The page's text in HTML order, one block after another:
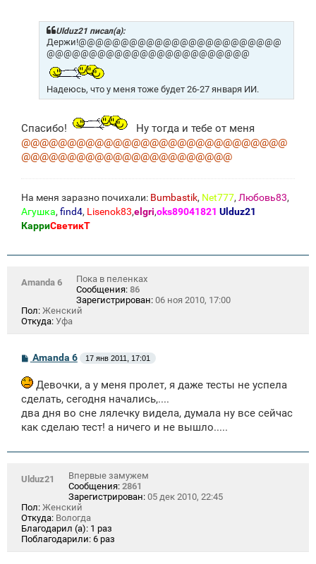
Ulduz21 писал(а):
Держи!@@@@@@@@@@@@@@@@@@@@@@@@
@@@@@@@@@@@@@@@@@@@@@@@@
Надеюсь, что у меня тоже будет 26-27 января ИИ.
Спасибо!
Ну тогда и тебе от меня
@@@@@@@@@@@@@@@@@@@@@@@@@@@@@
@@@@@@@@@@@@@@@@@@@@@@@
На меня заразно почихали: Bumbastik, Net777, Любовь83,
Агушка, find4, Lisenok83,elgri,oks89041821 Ulduz21
КарриСветикТ
Amanda 6
Пока в пеленках
Сообщения: 86
Зарегистрирован: 06 ноя 2010, 17:00
Пол: Женский
Откуда: Уфа
С
о
б
щ
е
н
и
Amanda 6 17 янв 2011, 17:01
Девочки, а у меня пролет, я даже тесты не успела
сделать, сегодня начались,....
два дня во сне лялечку видела, думала ну все сейчас
как сделаю тест! а ничего и не вышло.....
Ulduz21
Впервые замужем
Сообщения: 2861
Зарегистрирован: 05 дек 2010, 22:45
Пол: Женский
Откуда: Вологда
Благодарил (а): 1 раз
Поблагодарили: 6 раз